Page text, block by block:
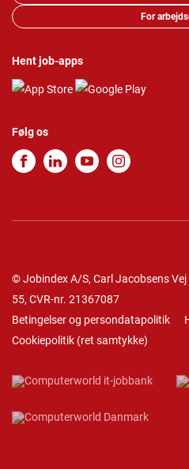
For
Hent job-apps
Følg os
© Jobindex A/S, Carl Jacobsens Vej
55, CVR-nr. 21367087
Betingelser og persondatapolitik
Cookiepolitik (ret samtykke)